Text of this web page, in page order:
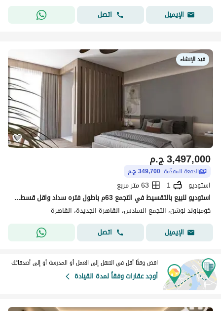
الإيميل
اتصل
قيد الإنشاء
ج.م3,497,000
الدفعة المقدّمة: 349,700 ج.م
استوديو 1
63 متر مربع
استوديو للبيع بالتقسيط في التجمع 63م باطول فتره سداد واقل قسط شهري في كمبوند بالقرب من الجامعه الامريكيه
كومباوند نوشن، التجمع السادس، القاهرة الجديدة، القاهرة
الإيميل
اتصل
اقض وقتًا أقل في التنقل إلى العمل أو المدرسة أو إلى أصدقائك
أوجد عقارات وفقاً لمدة القيادة